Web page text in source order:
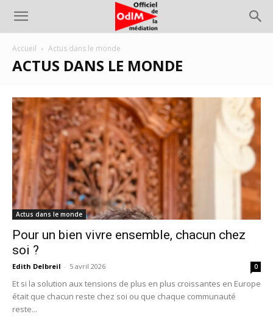
Accueil Actus dans le monde
ACTUS DANS LE MONDE
Actus dans le monde
Pour un bien vivre ensemble, chacun chez
soi ?
Edith Delbreil - 5 avril 2026 0
Et si la solution aux tensions de plus en plus croissantes en Europe
était que chacun reste chez soi ou que chaque communauté
reste...